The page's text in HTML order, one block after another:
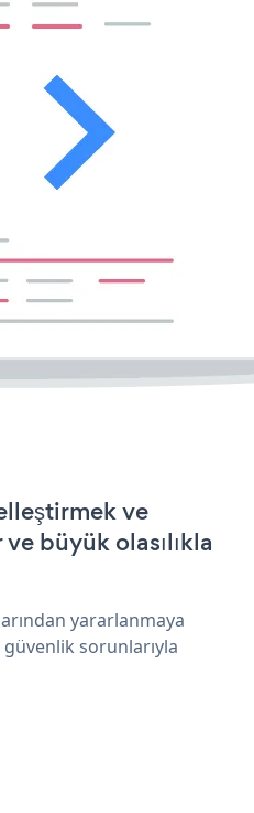
ve
büyük olasılıkla
yararlanmaya
sorunlarıyla